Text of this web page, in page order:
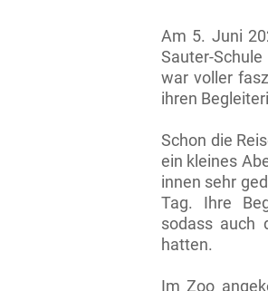
Am 5. Juni
Sauter-
war voller
ihren
Schon die
ein kleines
innen sehr
Tag. Ihre
sodass auch
hatten.
Im Zoo